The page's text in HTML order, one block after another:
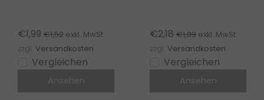
8mm COB – IP20
€1,99 €1,52 exkl. MwSt.
zzgl. Versandkosten
Vergleichen
Ansehen
8mm COB - IP20
€2,18 €1,89 exkl. MwSt.
zzgl. Versandkosten
Vergleichen
Ansehen